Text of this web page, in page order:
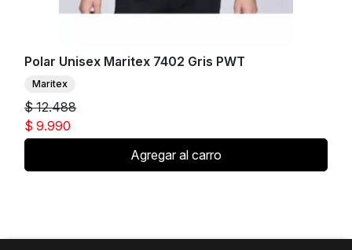
Polar Unisex Maritex 7402 Gris PWT
Maritex
$ 12.488
$ 9.990
Agregar al carro